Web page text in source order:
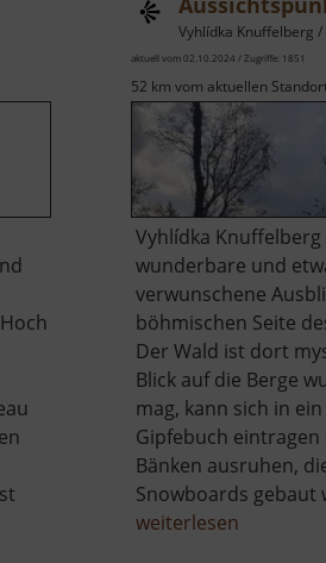
Vyhlídka Knuffelberg /
aktuell vom 02.10.2024 / Zugriffe: 1851
52 km vom aktuellen
Vyhlídka
wunderbare und
verwunschene
böhmischen Seite
Der Wald ist dort
Blick auf die Berge
mag, kann sich in
Gipfebuch
Bänken ausruhen,
Snowboards gebaut
weiterlesen